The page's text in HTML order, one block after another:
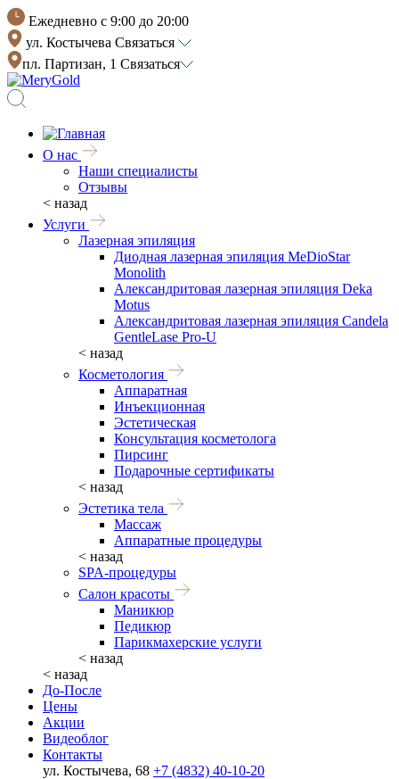
Ежедневно с 9:00 до 20:00
ул. Костычева Связаться
пл. Партизан, 1 Связаться
О нас
Наши специалисты
Отзывы
< назад
Услуги
Лазерная эпиляция
Диодная лазерная эпиляция MeDioStar
Monolith
Александритовая лазерная эпиляция Deka
Motus
Александритовая лазерная эпиляция Candela
GentleLase Pro-U
< назад
Косметология
Аппаратная
Инъекционная
Эстетическая
Консультация косметолога
Пирсинг
Подарочные сертификаты
< назад
Эстетика тела
Массаж
Аппаратные процедуры
< назад
SPA-процедуры
Салон красоты
Маникюр
Педикюр
Парикмахерские услуги
< назад
< назад
До-После
Цены
Акции
Видеоблог
Контакты
ул. Костычева, 68 +7 (4832) 40-10-20